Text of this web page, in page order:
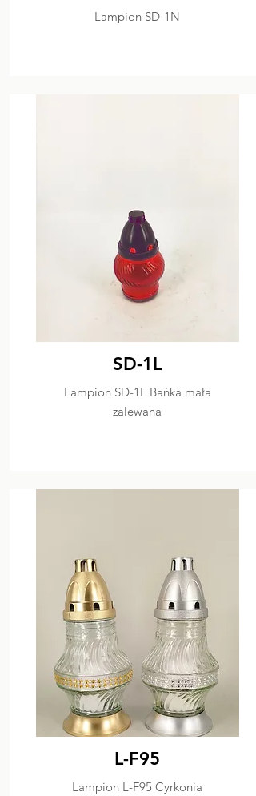
Lampion SD-1N
SD-1L
Lampion SD-1L Bańka mała
zalewana
L-F95
Lampion L-F95 Cyrkonia